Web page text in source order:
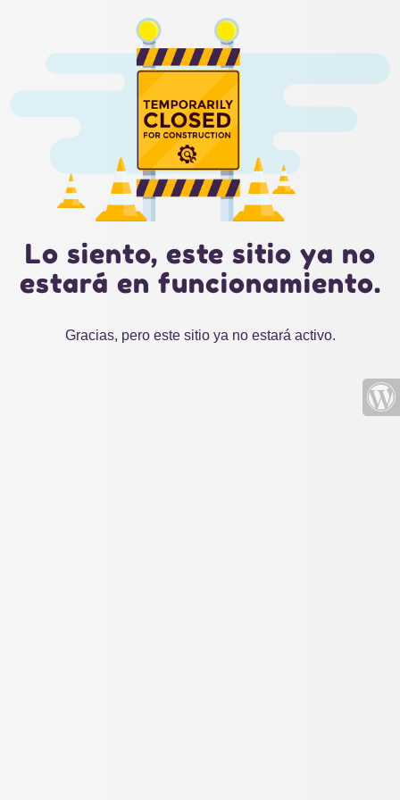
Lo siento, este sitio ya no
estará en funcionamiento.
Gracias, pero este sitio ya no estará activo.